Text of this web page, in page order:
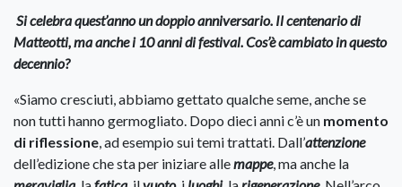
Si celebra quest’anno un doppio anniversario. Il centenario di
Matteotti, ma anche i 10 anni di festival. Cos’è cambiato in questo
decennio?
«Siamo cresciuti, abbiamo gettato qualche seme, anche se
non tutti hanno germogliato. Dopo dieci anni c’è un momento
di riflessione , ad esempio sui temi trattati. Dall’attenzione
dell’edizione che sta per iniziare allemappe, ma anche la